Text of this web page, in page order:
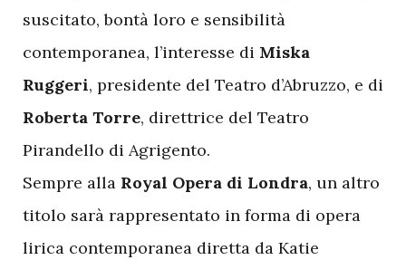
suscitato, bontà loro e sensibilità
contemporanea, l’interesse di Miska
Ruggeri, presidente del Teatro d’Abruzzo, e di
Roberta Torre, direttrice del Teatro
Pirandello di Agrigento.
Sempre alla Royal Opera di Londra, un altro
titolo sarà rappresentato in forma di opera
lirica contemporanea diretta da Katie